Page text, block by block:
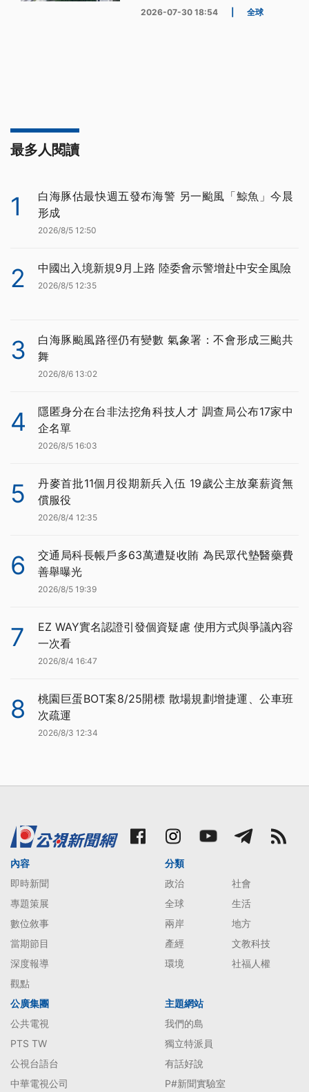
2026-07-30 18:54 全球
最多人閱讀
1
白海豚估最快週五發布海警 另一颱風「鯨魚」今晨
形成
2026/8/5 12:50
2 中國出入境新規9月上路 陸委會示警增赴中安全風險
2026/8/5 12:35
3
白海豚颱風路徑仍有變數 氣象署：不會形成三颱共
舞
2026/8/6 13:02
4
隱匿身分在台非法挖角科技人才 調查局公布17家中
企名單
2026/8/5 16:03
5
丹麥首批11個月役期新兵入伍 19歲公主放棄薪資無
償服役
2026/8/4 12:35
6
交通局科長帳戶多63萬遭疑收賄 為民眾代墊醫藥費
善舉曝光
2026/8/5 19:39
7
EZ WAY實名認證引發個資疑慮 使用方式與爭議內容
一次看
2026/8/4 16:47
8
桃園巨蛋BOT案8/25開標 散場規劃增捷運、公車班
次疏運
2026/8/3 12:34
內容
即時新聞
專題策展
數位敘事
當期節目
深度報導
觀點
分類
政治
社會
全球
生活
兩岸
地方
產經
文教科技
環境
社福人權
公廣集團
公共電視
PTS TW
公視台語台
中華電視公司
主題網站
我們的島
獨立特派員
有話好說
P#新聞實驗室